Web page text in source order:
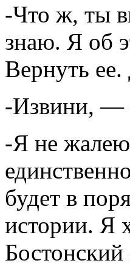
-Что ж, ты
знаю. Я об
Вернуть
-Извини, —
-Я не
будет в
истории. Я
Бостонский